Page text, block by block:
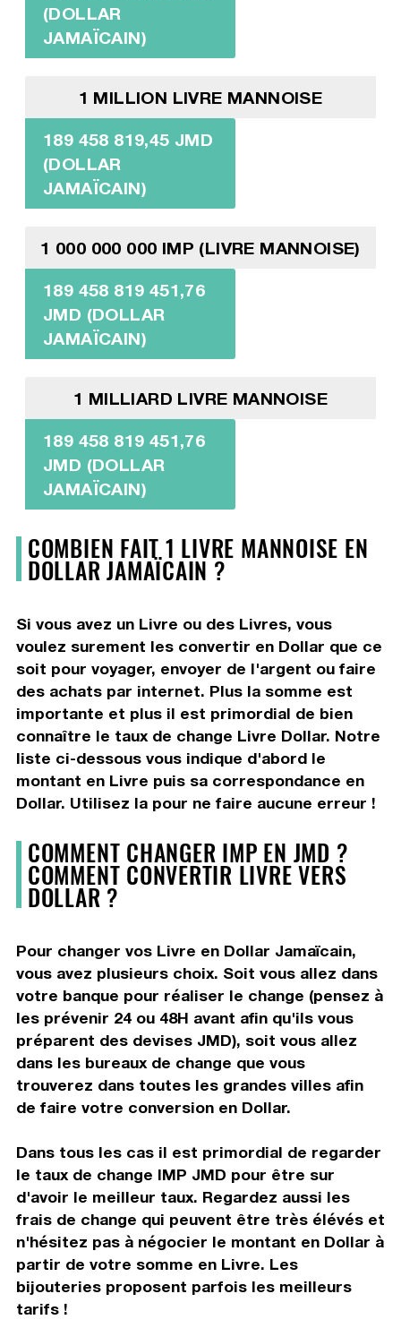
(DOLLAR
JAMAÏCAIN)
1 MILLION LIVRE MANNOISE
189 458 819,45 JMD
(DOLLAR
JAMAÏCAIN)
1 000 000 000 IMP (LIVRE MANNOISE)
189 458 819 451,76
JMD (DOLLAR
JAMAÏCAIN)
1 MILLIARD LIVRE MANNOISE
189 458 819 451,76
JMD (DOLLAR
JAMAÏCAIN)
COMBIEN FAIT 1 LIVRE MANNOISE EN
DOLLAR JAMAÏCAIN ?
Si vous avez un Livre ou des Livres, vous
voulez surement les convertir en Dollar que ce
soit pour voyager, envoyer de l'argent ou faire
des achats par internet. Plus la somme est
importante et plus il est primordial de bien
connaître le taux de change Livre Dollar. Notre
liste ci-dessous vous indique d'abord le
montant en Livre puis sa correspondance en
Dollar. Utilisez la pour ne faire aucune erreur !
COMMENT CHANGER IMP EN JMD ?
COMMENT CONVERTIR LIVRE VERS
DOLLAR ?
Pour changer vos Livre en Dollar Jamaïcain,
vous avez plusieurs choix. Soit vous allez dans
votre banque pour réaliser le change (pensez à
les prévenir 24 ou 48H avant afin qu'ils vous
préparent des devises JMD), soit vous allez
dans les bureaux de change que vous
trouverez dans toutes les grandes villes afin
de faire votre conversion en Dollar.
Dans tous les cas il est primordial de regarder
le taux de change IMP JMD pour être sur
d'avoir le meilleur taux. Regardez aussi les
frais de change qui peuvent être très élévés et
n'hésitez pas à négocier le montant en Dollar à
partir de votre somme en Livre. Les
bijouteries proposent parfois les meilleurs
tarifs !